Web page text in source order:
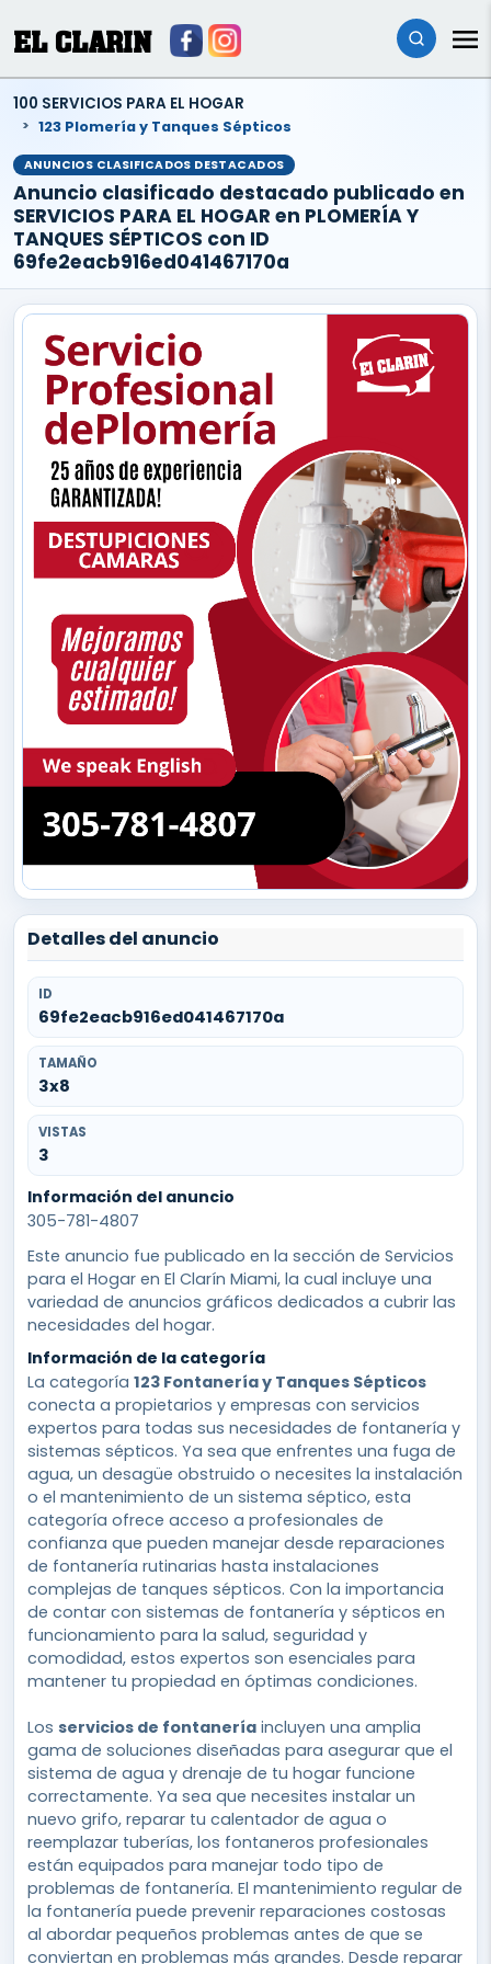
EL CLARIN
100 SERVICIOS PARA EL HOGAR
123 Plomería y Tanques Sépticos
ANUNCIOS CLASIFICADOS DESTACADOS
Anuncio clasificado destacado publicado en
SERVICIOS PARA EL HOGAR en PLOMERÍA Y
TANQUES SÉPTICOS con ID
69fe2eacb916ed041467170a
Detalles del anuncio
ID
69fe2eacb916ed041467170a
TAMAÑO
3x8
VISTAS
3
Información del anuncio
305-781-4807
Este anuncio fue publicado en la sección de Servicios
para el Hogar en El Clarín Miami, la cual incluye una
variedad de anuncios gráficos dedicados a cubrir las
necesidades del hogar.
Información de la categoría
La categoría 123 Fontanería y Tanques Sépticos
conecta a propietarios y empresas con servicios
expertos para todas sus necesidades de fontanería y
sistemas sépticos. Ya sea que enfrentes una fuga de
agua, un desagüe obstruido o necesites la instalación
o el mantenimiento de un sistema séptico, esta
categoría ofrece acceso a profesionales de
confianza que pueden manejar desde reparaciones
de fontanería rutinarias hasta instalaciones
complejas de tanques sépticos. Con la importancia
de contar con sistemas de fontanería y sépticos en
funcionamiento para la salud, seguridad y
comodidad, estos expertos son esenciales para
mantener tu propiedad en óptimas condiciones.
Los servicios de fontanería incluyen una amplia
gama de soluciones diseñadas para asegurar que el
sistema de agua y drenaje de tu hogar funcione
correctamente. Ya sea que necesites instalar un
nuevo grifo, reparar tu calentador de agua o
reemplazar tuberías, los fontaneros profesionales
están equipados para manejar todo tipo de
problemas de fontanería. El mantenimiento regular de
la fontanería puede prevenir reparaciones costosas
al abordar pequeños problemas antes de que se
conviertan en problemas más grandes. Desde reparar